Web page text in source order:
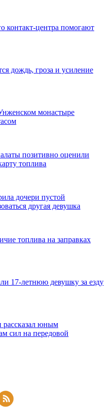
контакт-центра помогают
дождь, гроза и усиление
монастыре
позитивно оценили
топлива
дочери пустой
другая девушка
топлива на заправках
17-летнюю девушку за езду
юным
сил на передовой